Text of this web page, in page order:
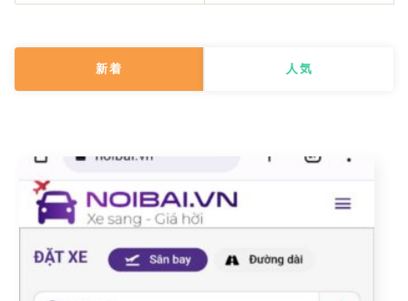
新着 人気